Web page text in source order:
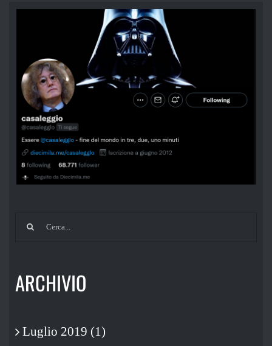
ARCHIVIO
Luglio 2019 (1)